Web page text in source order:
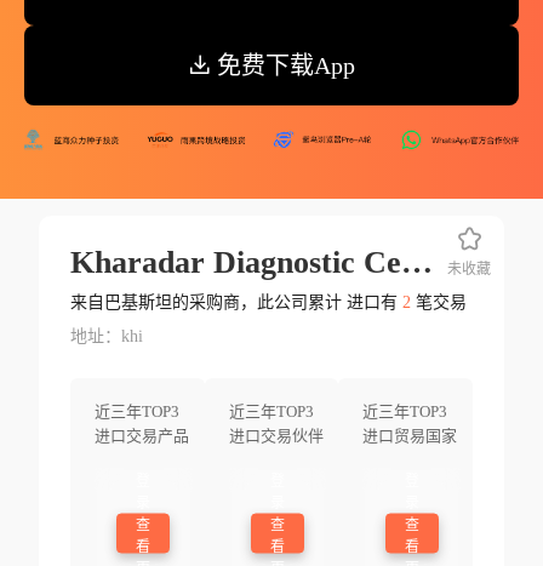
免费下载App
Kharadar Diagnostic Centre
来自巴基斯坦的采购商，此公司累计 进口有 2笔交易
地址：khi
近三年TOP3
进口交易产品
查
看
近三年TOP3
进口交易伙伴
查
看
近三年TOP3
进口贸易国家
查
看
未收藏